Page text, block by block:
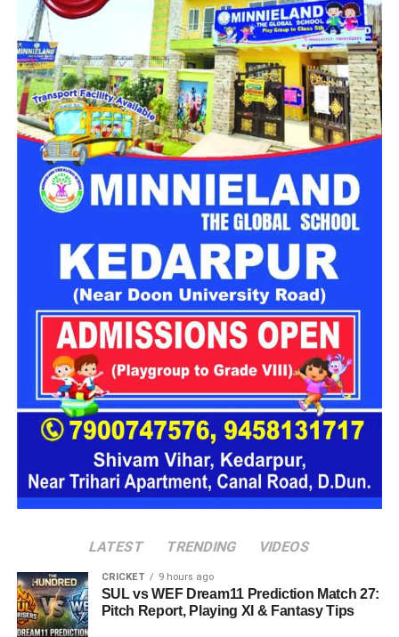
बैठक में अधिकारियों ने कहा कि मॉल रोड नैनीताल का प्रमुख पर्यटन स्थल
है, जहां हर वर्ष बड़ी संख्या में पर्यटक शांत वातावरण का आनंद लेने पहुंचते
हैं। ऐसे में अनावश्यक हॉर्न से होने वाला ध्वनि प्रदूषण पर्यटन अनुभव को
प्रभावित करता है। इसे देखते हुए जिला प्रशासन और पुलिस विभाग
आवश्यक दिशा-निर्देश जारी करेंगे।
ल्लीताल डांठ से हनुमानगढ़ी बैंड तक होगा
नो-पार्किंग जोन
तल्लीतालडांठ से हनुमानगढ़ी बैंड तक झील के आसपास के
प्रशासन का मानना है कि इससे यातायात सुचारु रहेगा, जाम की समस्या
कम होगी और पर्यटकों को बेहतर सुविधाएं मिल सकेंगी।
LATEST TRENDING VIDEOS
CRICKET 9 hours ago
SUL vs WEF Dream11 Prediction Match 27:
Pitch Report, Playing XI & Fantasy Tips